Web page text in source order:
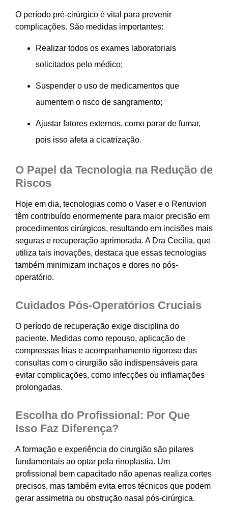
O período pré-cirúrgico é vital para prevenir
complicações. São medidas importantes:
Realizar todos os exames laboratoriais
solicitados pelo médico;
Suspender o uso de medicamentos que
aumentem o risco de sangramento;
Ajustar fatores externos, como parar de fumar,
pois isso afeta a cicatrização.
O Papel da Tecnologia na Redução de
Riscos
Hoje em dia, tecnologias como o Vaser e o Renuvion
têm contribuído enormemente para maior precisão em
procedimentos cirúrgicos, resultando em incisões mais
seguras e recuperação aprimorada. A Dra Cecília, que
utiliza tais inovações, destaca que essas tecnologias
também minimizam inchaços e dores no pós-
operatório.
Cuidados Pós-Operatórios Cruciais
O período de recuperação exige disciplina do
paciente. Medidas como repouso, aplicação de
compressas frias e acompanhamento rigoroso das
consultas com o cirurgião são indispensáveis para
evitar complicações, como infecções ou inflamações
prolongadas.
Escolha do Profissional: Por Que
Isso Faz Diferença?
A formação e experiência do cirurgião são pilares
fundamentais ao optar pela rinoplastia. Um
profissional bem capacitado não apenas realiza cortes
precisos, mas também evita erros técnicos que podem
gerar assimetria ou obstrução nasal pós-cirúrgica.